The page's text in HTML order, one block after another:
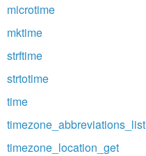
microtime
mktime
strftime
strtotime
time
timezone_abbreviations_list
timezone_location_get